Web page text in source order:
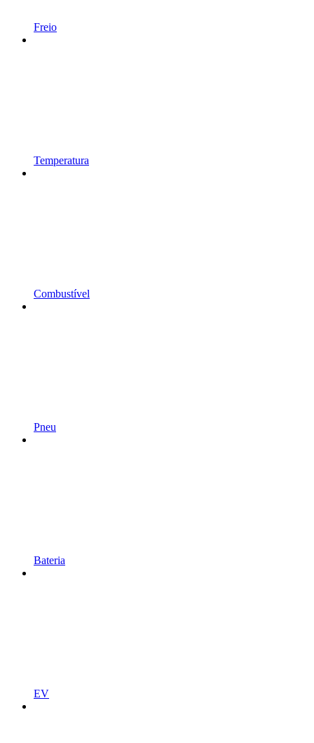
Freio
Temperatura
Combustível
Pneu
Bateria
EV